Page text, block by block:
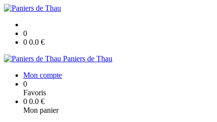
0
0 0.0 €
Paniers de Thau
Mon compte
0
Favoris
0 0.0 €
Mon panier